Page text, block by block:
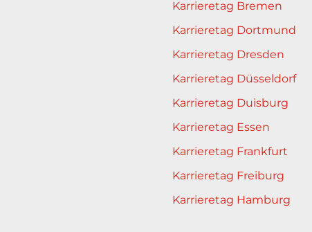
Karrieretag Bremen
Karrieretag Dortmund
Karrieretag Dresden
Karrieretag Düsseldorf
Karrieretag Duisburg
Karrieretag Essen
Karrieretag Frankfurt
Karrieretag Freiburg
Karrieretag Hamburg